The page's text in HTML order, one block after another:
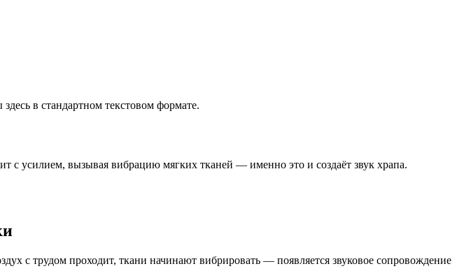
в стандартном текстовом формате.
с усилием, вызывая вибрацию мягких тканей — именно это и создаёт звук храпа.
с трудом проходит, ткани начинают вибрировать — появляется звуковое сопровождение